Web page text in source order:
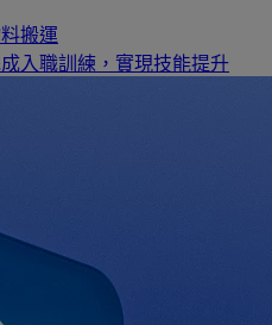
搬運
入職訓練，實現技能提升